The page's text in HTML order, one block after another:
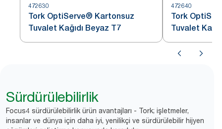
472630
Tork OptiServe® Kartonsuz
Tuvalet Kağıdı Beyaz T7
472640
Tork
Tuvalet
Sürdürülebilirlik
Focus4 sürdürülebilirlik ürün avantajları - Tork; işletmeler,
insanlar ve dünya için daha iyi, yenilikçi ve sürdürülebilir hijyen